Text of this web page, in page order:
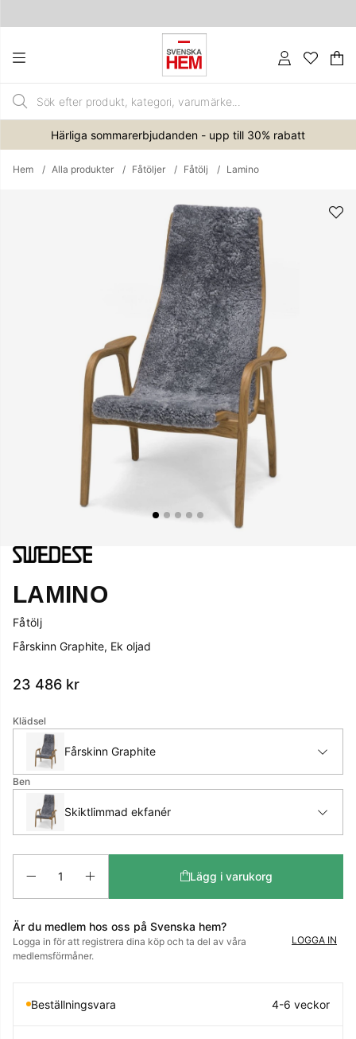
.
Härliga sommarerbjudanden - upp till 30% rabatt
Hem Alla produkter Fåtöljer Fåtölj Lamino
LAMINO
Fåtölj
Fårskinn Graphite, Ek oljad
23 486 kr
Klädsel
Fårskinn Graphite
Ben
Skiktlimmad ekfanér
Lägg i varukorg
Är du medlem hos oss på Svenska hem?
Logga in för att registrera dina köp och ta del av våra
medlemsförmåner.
LOGGA IN
Beställningsvara 4-6 veckor